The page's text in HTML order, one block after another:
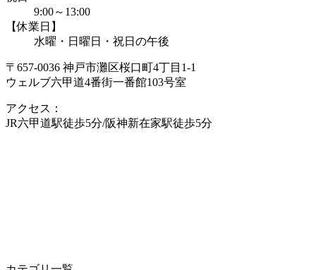
9:00～13:00
【休業日】
水曜・日曜日・祝日の午後
〒657-0036 神戸市灘区桜口町4丁目1-1
ウェルブ六甲道4番街一番館103号室
アクセス：
JR六甲道駅徒歩5分/阪神新在家駅徒歩5分